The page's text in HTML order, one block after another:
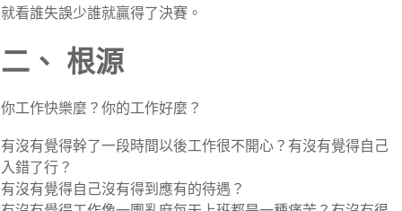
就看誰失誤少誰就贏得了決賽。
二、 根源
你工作快樂麼？你的工作好麼？
有沒有覺得幹了一段時間以後工作很不開心？有沒有覺得自己
入錯了行？
有沒有覺得自己沒有得到應有的待遇？